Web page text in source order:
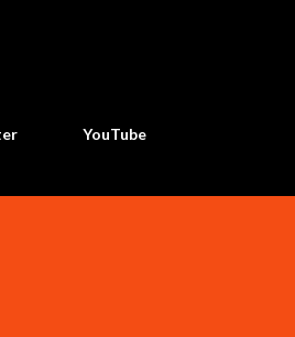
YouTube